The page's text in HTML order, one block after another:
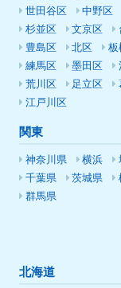
世田谷区
中野区
杉並区
文京区
豊島区
北区
板
練馬区
墨田区
荒川区
足立区
江戸川区
関東
神奈川県 横浜
千葉県
茨城県
群馬県
北海道